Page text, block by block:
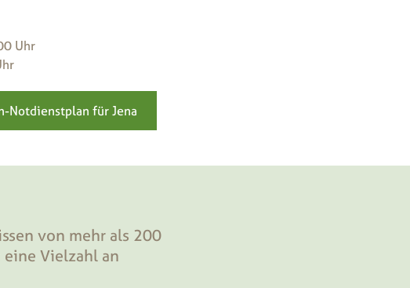
Uhr
Notdienstplan für Jena
von mehr als 200
Vielzahl an